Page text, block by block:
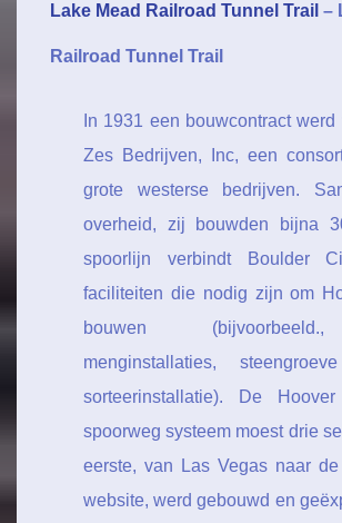
Lake Mead Railroad Tunnel Trail –
Railroad Tunnel Trail
In 1931 een bouwcontract
Zes Bedrijven, Inc, een
grote westerse bedrijven.
overheid, zij bouwden bijna
spoorlijn verbindt Boulder
faciliteiten die nodig zijn om
bouwen
menginstallaties,
sorteerinstallatie). De
spoorweg systeem moest drie
eerste, van Las Vegas naar
website, werd gebouwd en